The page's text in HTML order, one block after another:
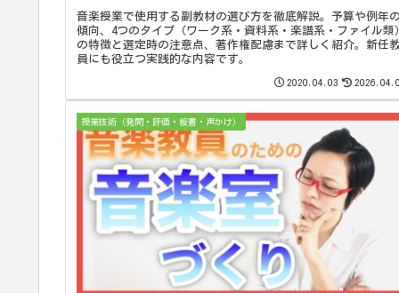
音楽授業で使用する副教材の選び方を徹底解説。予算や例年の
傾向、4つのタイプ（ワーク系・資料系・楽譜系・ファイル類
の特徴と選定時の注意点、著作権配慮まで詳しく紹介。新任
員にも役立つ実践的な内容です。
2020.04.03
授業技術（発問・評価・板書・声かけ）